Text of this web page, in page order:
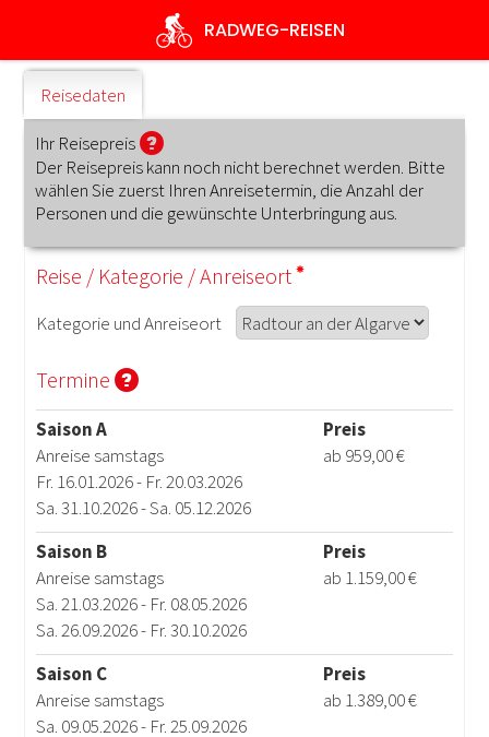
Inhalt
RADWEG-REISEN